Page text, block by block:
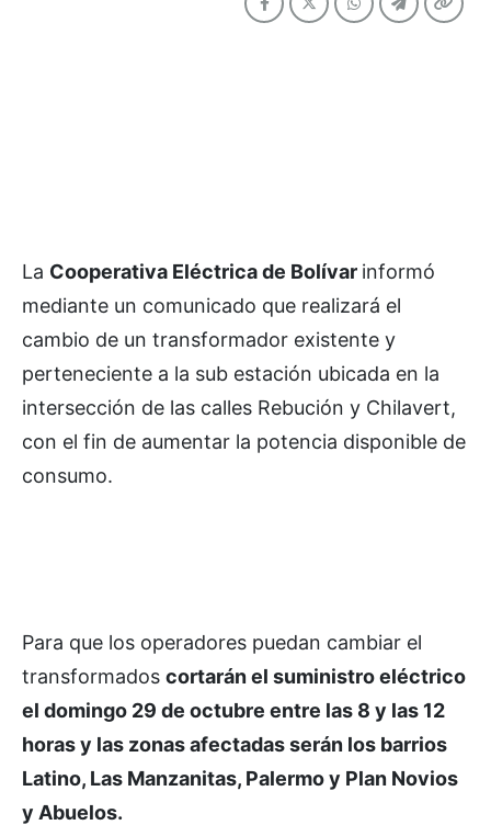
La Cooperativa Eléctrica de Bolívar informó
mediante un comunicado que realizará el
cambio de un transformador existente y
perteneciente a la sub estación ubicada en la
intersección de las calles Rebución y Chilavert,
con el fin de aumentar la potencia disponible de
consumo.
Para que los operadores puedan cambiar el
transformados cortarán el suministro eléctrico
el domingo 29 de octubre entre las 8 y las 12
horas y las zonas afectadas serán los barrios
Latino, Las Manzanitas, Palermo y Plan Novios
y Abuelos.